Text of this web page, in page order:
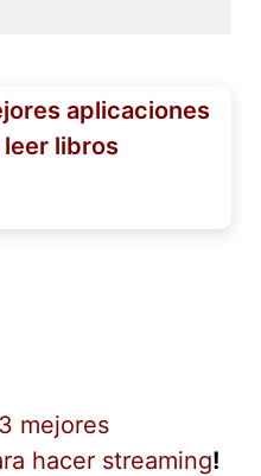
aplicaciones
leer libros
mejores
hacer streaming!